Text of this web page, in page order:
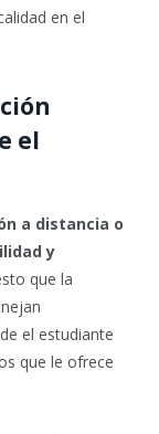
en el
el
a distancia o
y
que la
el estudiante
que le ofrece